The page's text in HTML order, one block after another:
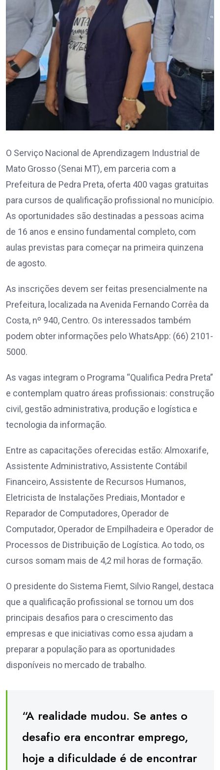
O Serviço Nacional de Aprendizagem Industrial de
Mato Grosso (Senai MT), em parceria com a
Prefeitura de Pedra Preta, oferta 400 vagas gratuitas
para cursos de qualificação profissional no município.
As oportunidades são destinadas a pessoas acima
de 16 anos e ensino fundamental completo, com
aulas previstas para começar na primeira quinzena
de agosto.
As inscrições devem ser feitas presencialmente na
Prefeitura, localizada na Avenida Fernando Corrêa da
Costa, nº 940, Centro. Os interessados também
podem obter informações pelo WhatsApp: (66) 2101-
5000.
As vagas integram o Programa “Qualifica Pedra Preta”
e contemplam quatro áreas profissionais: construção
civil, gestão administrativa, produção e logística e
tecnologia da informação.
Entre as capacitações oferecidas estão: Almoxarife,
Assistente Administrativo, Assistente Contábil
Financeiro, Assistente de Recursos Humanos,
Eletricista de Instalações Prediais, Montador e
Reparador de Computadores, Operador de
Computador, Operador de Empilhadeira e Operador de
Processos de Distribuição de Logística. Ao todo, os
cursos somam mais de 4,2 mil horas de formação.
O presidente do Sistema Fiemt, Silvio Rangel, destaca
que a qualificação profissional se tornou um dos
principais desafios para o crescimento das
empresas e que iniciativas como essa ajudam a
preparar a população para as oportunidades
disponíveis no mercado de trabalho.
“A realidade mudou. Se antes o
desafio era encontrar emprego,
hoje a dificuldade é de encontrar